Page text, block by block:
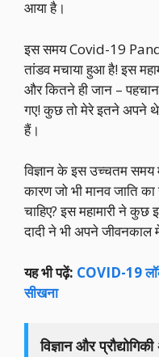
आया है।
इस समय Covid-19
तांडव मचाया हुआ है! इस
और कितने ही जान –
गए! कुछ तो मेरे इतने अपने थे
हैं।
विज्ञान के इस उच्चतम
कारण जो भी मानव जाति का
चाहिए? इस महामारी ने कुछ
दादी ने भी अपने
यह भी पढ़ें: COVID-19
सीखना
विज्ञान और